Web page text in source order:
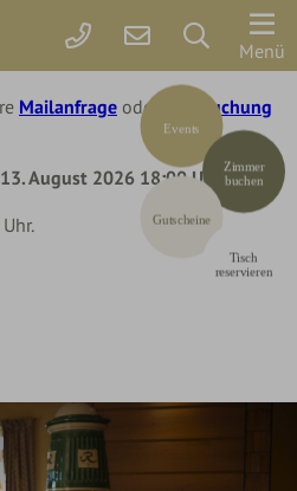
im Hotel und Restaurant
Mailanfrage oder Ihre
Buchung
13. August 2026 18:00 Uhr über
Menü
Events
Zimmer
buchen
Gutscheine
Tisch
reservieren